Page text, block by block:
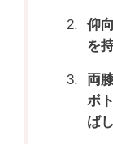
仰
を
両
ボ
ば